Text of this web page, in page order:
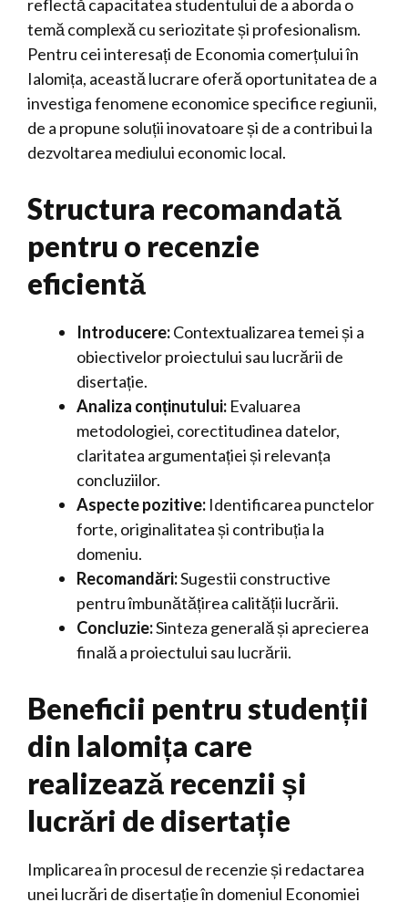
reflectă capacitatea studentului de a aborda o
temă complexă cu seriozitate și profesionalism.
Pentru cei interesați de Economia comerțului în
Ialomița, această lucrare oferă oportunitatea de a
investiga fenomene economice specifice regiunii,
de a propune soluții inovatoare și de a contribui la
dezvoltarea mediului economic local.
Structura recomandată
pentru o recenzie
eficientă
Introducere:Contextualizarea temei și a
obiectivelor proiectului sau lucrării de
disertație.
Analiza conținutului: Evaluarea
metodologiei, corectitudinea datelor,
claritatea argumentației și relevanța
concluziilor.
Aspecte pozitive: Identificarea punctelor
forte, originalitatea și contribuția la
domeniu.
Recomandări:Sugestii constructive
pentru îmbunătățirea calității lucrării.
Concluzie:Sinteza generală și aprecierea
finală a proiectului sau lucrării.
Beneficii pentru studenții
din Ialomița care
realizează recenzii și
lucrări de disertație
Implicarea în procesul de recenzie și redactarea
unei lucrări de disertație în domeniul Economiei